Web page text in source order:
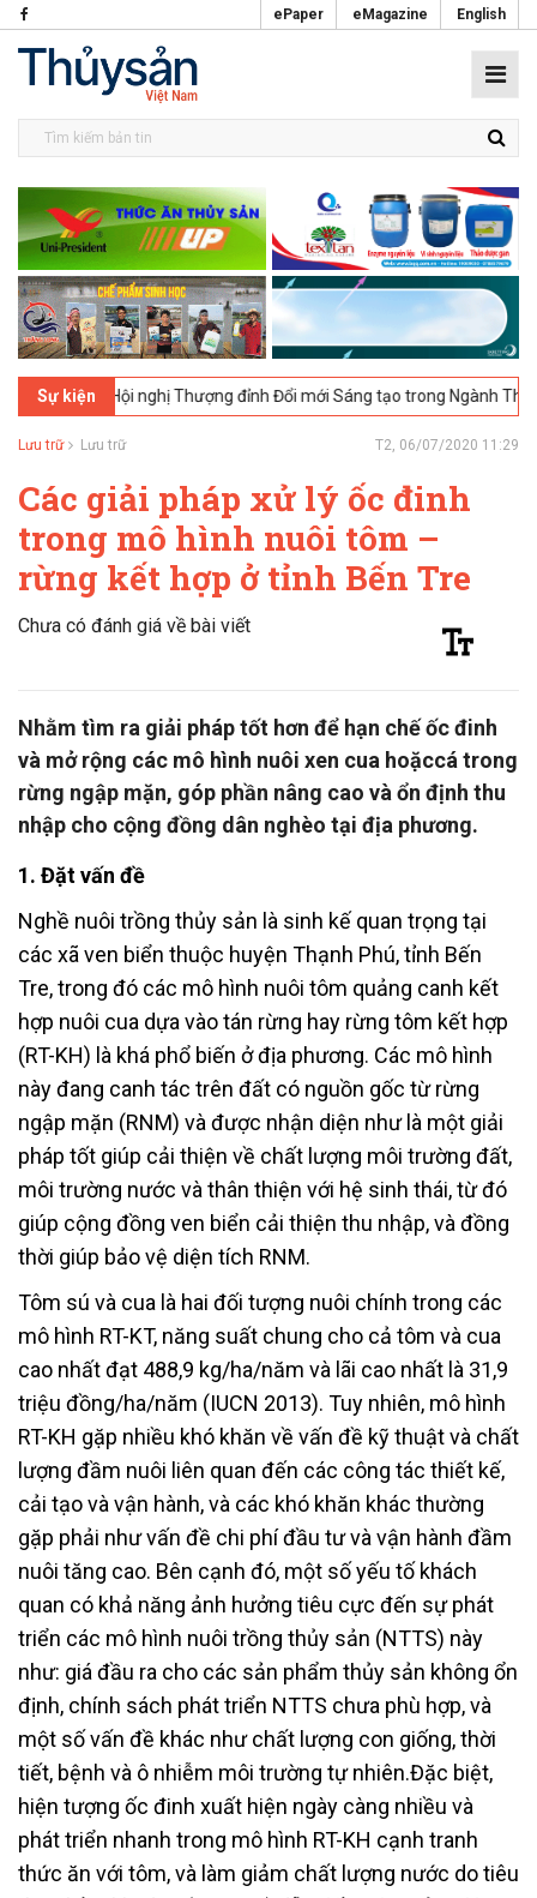
ePaper eMagazine English
Sự kiện
nghị Thượng đỉnh Đổi mới Sáng tạo trong Ngành Thực phẩm Thủy
Lưu trữ Lưu trữ T2, 06/07/2020 11:29
Các giải pháp xử lý ốc đinh
trong mô hình nuôi tôm –
rừng kết hợp ở tỉnh Bến Tre
Chưa có đánh giá về bài viết
Nhằm tìm ra giải pháp tốt hơn để hạn chế ốc đinh
và mở rộng các mô hình nuôi xen cua hoặccá trong
rừng ngập mặn, góp phần nâng cao và ổn định thu
nhập cho cộng đồng dân nghèo tại địa phương.
1. Đặt vấn đề
Nghề nuôi trồng thủy sản là sinh kế quan trọng tại
các xã ven biển thuộc huyện Thạnh Phú, tỉnh Bến
Tre, trong đó các mô hình nuôi tôm quảng canh kết
hợp nuôi cua dựa vào tán rừng hay rừng tôm kết hợp
(RT-KH) là khá phổ biến ở địa phương. Các mô hình
này đang canh tác trên đất có nguồn gốc từ rừng
ngập mặn (RNM) và được nhận diện như là một giải
pháp tốt giúp cải thiện về chất lượng môi trường đất,
môi trường nước và thân thiện với hệ sinh thái, từ đó
giúp cộng đồng ven biển cải thiện thu nhập, và đồng
thời giúp bảo vệ diện tích RNM.
Tôm sú và cua là hai đối tượng nuôi chính trong các
mô hình RT-KT, năng suất chung cho cả tôm và cua
cao nhất đạt 488,9 kg/ha/năm và lãi cao nhất là 31,9
triệu đồng/ha/năm (IUCN 2013). Tuy nhiên, mô hình
RT-KH gặp nhiều khó khăn về vấn đề kỹ thuật và chất
lượng đầm nuôi liên quan đến các công tác thiết kế,
cải tạo và vận hành, và các khó khăn khác thường
gặp phải như vấn đề chi phí đầu tư và vận hành đầm
nuôi tăng cao. Bên cạnh đó, một số yếu tố khách
quan có khả năng ảnh hưởng tiêu cực đến sự phát
triển các mô hình nuôi trồng thủy sản (NTTS) này
như: giá đầu ra cho các sản phẩm thủy sản không ổn
định, chính sách phát triển NTTS chưa phù hợp, và
một số vấn đề khác như chất lượng con giống, thời
tiết, bệnh và ô nhiễm môi trường tự nhiên.Đặc biệt,
hiện tượng ốc đinh xuất hiện ngày càng nhiều và
phát triển nhanh trong mô hình RT-KH cạnh tranh
thức ăn với tôm, và làm giảm chất lượng nước do tiêu